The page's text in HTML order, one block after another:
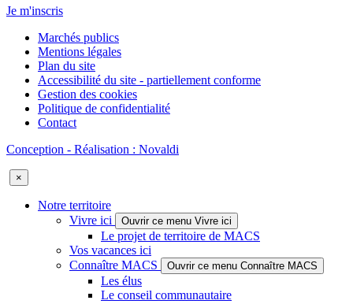
Je m'inscris
Marchés publics
Mentions légales
Plan du site
Accessibilité du site - partiellement conforme
Gestion des cookies
Politique de confidentialité
Contact
Conception - Réalisation : Novaldi
×
Notre territoire
Vivre ici
Ouvrir ce menu Vivre ici
Le projet de territoire de MACS
Vos vacances ici
Connaître MACS
Ouvrir ce menu Connaître MACS
Les élus
Le conseil communautaire